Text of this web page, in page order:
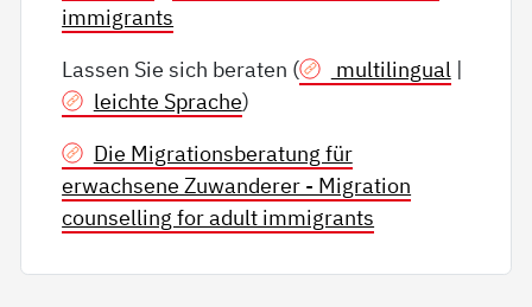
immigrants
Lassen Sie sich beraten (
multilingual |
leichte Sprache)
Die Migrationsberatung für
erwachsene Zuwanderer - Migration
counselling for adult immigrants